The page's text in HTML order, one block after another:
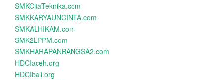
SMKCitaTeknika.com
SMKKARYAUNCINTA.com
SMKALHIKAM.com
SMK2LPPM.com
SMKHARAPANBANGSA2.com
HDCIaceh.org
HDCIbali.org